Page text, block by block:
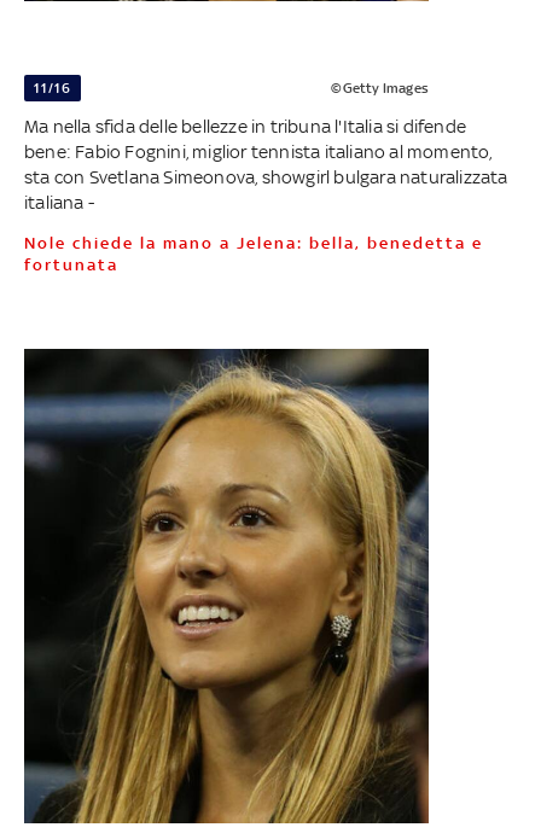
11/16 ©Getty Images
Ma nella sfida delle bellezze in tribuna l'Italia si difende
bene: Fabio Fognini, miglior tennista italiano al momento,
sta con Svetlana Simeonova, showgirl bulgara naturalizzata
italiana -
Nole chiede la mano a Jelena: bella, benedetta e
fortunata